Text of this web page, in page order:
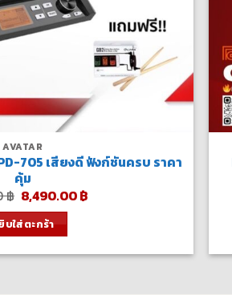
AVATAR
705 เสียงดี ฟังก์ชันครบ ราคา
คุ้ม
฿ Original
price
was:
11,125.00 ฿.
8,490.00฿Current
บใส่ตะกร้า